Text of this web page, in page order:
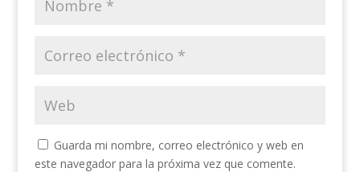
Guarda mi nombre, correo electrónico y web en
este navegador para la próxima vez que comente.